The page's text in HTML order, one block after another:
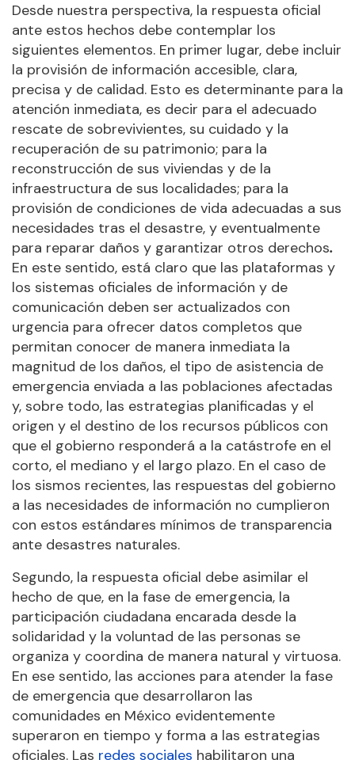
Desde nuestra perspectiva, la respuesta oficial
ante estos hechos debe contemplar los
siguientes elementos. En primer lugar, debe incluir
la provisión de información accesible, clara,
precisa y de calidad. Esto es determinante para la
atención inmediata, es decir para el adecuado
rescate de sobrevivientes, su cuidado y la
recuperación de su patrimonio; para la
reconstrucción de sus viviendas y de la
infraestructura de sus localidades; para la
provisión de condiciones de vida adecuadas a sus
necesidades tras el desastre, y eventualmente
para reparar daños y garantizar otros derechos.
En este sentido, está claro que las plataformas y
los sistemas oficiales de información y de
comunicación deben ser actualizados con
urgencia para ofrecer datos completos que
permitan conocer de manera inmediata la
magnitud de los daños, el tipo de asistencia de
emergencia enviada a las poblaciones afectadas
y, sobre todo, las estrategias planificadas y el
origen y el destino de los recursos públicos con
que el gobierno responderá a la catástrofe en el
corto, el mediano y el largo plazo. En el caso de
los sismos recientes, las respuestas del gobierno
a las necesidades de información no cumplieron
con estos estándares mínimos de transparencia
ante desastres naturales.
Segundo, la respuesta oficial debe asimilar el
hecho de que, en la fase de emergencia, la
participación ciudadana encarada desde la
solidaridad y la voluntad de las personas se
organiza y coordina de manera natural y virtuosa.
En ese sentido, las acciones para atender la fase
de emergencia que desarrollaron las
comunidades en México evidentemente
superaron en tiempo y forma a las estrategias
oficiales. Las redes sociales habilitaron una